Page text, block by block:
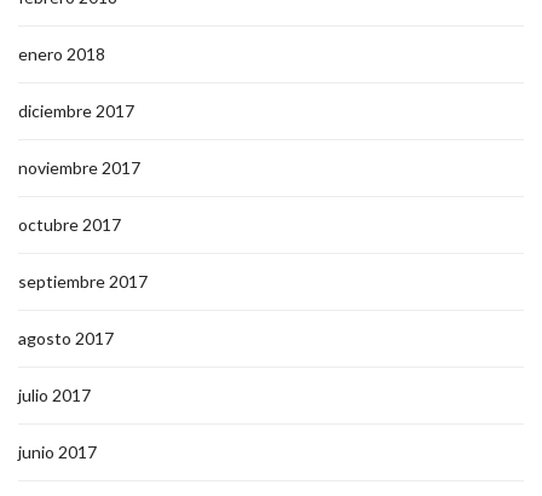
enero 2018
diciembre 2017
noviembre 2017
octubre 2017
septiembre 2017
agosto 2017
julio 2017
junio 2017